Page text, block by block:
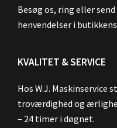
Besøg os, ring eller
henvendelser i
KVALITET & SERVICE
Hos W.J. Maskinservice
troværdighed og
– 24 timer i døgnet.